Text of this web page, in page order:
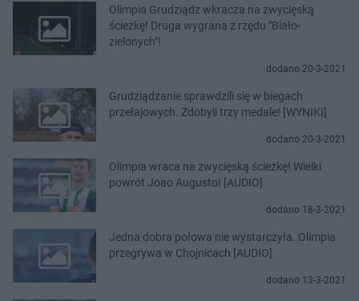
Olimpia Grudziądz wkracza na zwycięską
ścieżkę! Druga wygrana z rzędu "Biało-
zielonych"!
dodano 20-3-2021
Grudziądzanie sprawdzili się w biegach
przełajowych. Zdobyli trzy medale! [WYNIKI]
dodano 20-3-2021
Olimpia wraca na zwycięską ścieżkę! Wielki
powrót Joao Augusto! [AUDIO]
dodano 18-3-2021
Jedna dobra połowa nie wystarczyła. Olimpia
przegrywa w Chojnicach [AUDIO]
dodano 13-3-2021